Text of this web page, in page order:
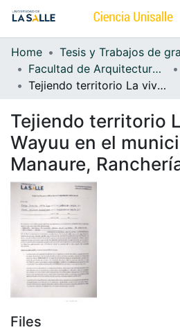
Communities & Collections
All of DSpace
Home
Tesis y Trabajos de
Facultad de Arquitectura, Diseño y Urbanismo
Tejiendo territorio La vivienda Wayuu en el municipio de Manaure, Ranchería Hirtú
Tejiendo territorio
Wayuu en el
Manaure,
Files